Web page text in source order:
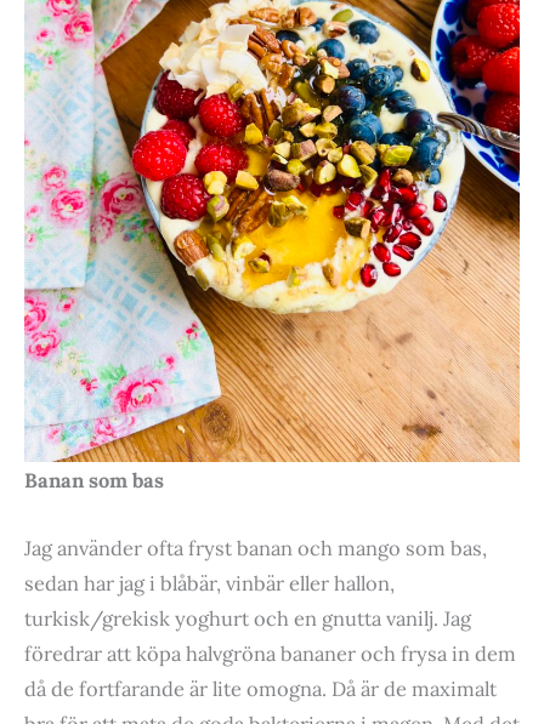
Banan som bas
Jag använder ofta fryst banan och mango som bas,
sedan har jag i blåbär, vinbär eller hallon,
turkisk/grekisk yoghurt och en gnutta vanilj. Jag
föredrar att köpa halvgröna bananer och frysa in dem
då de fortfarande är lite omogna. Då är de maximalt